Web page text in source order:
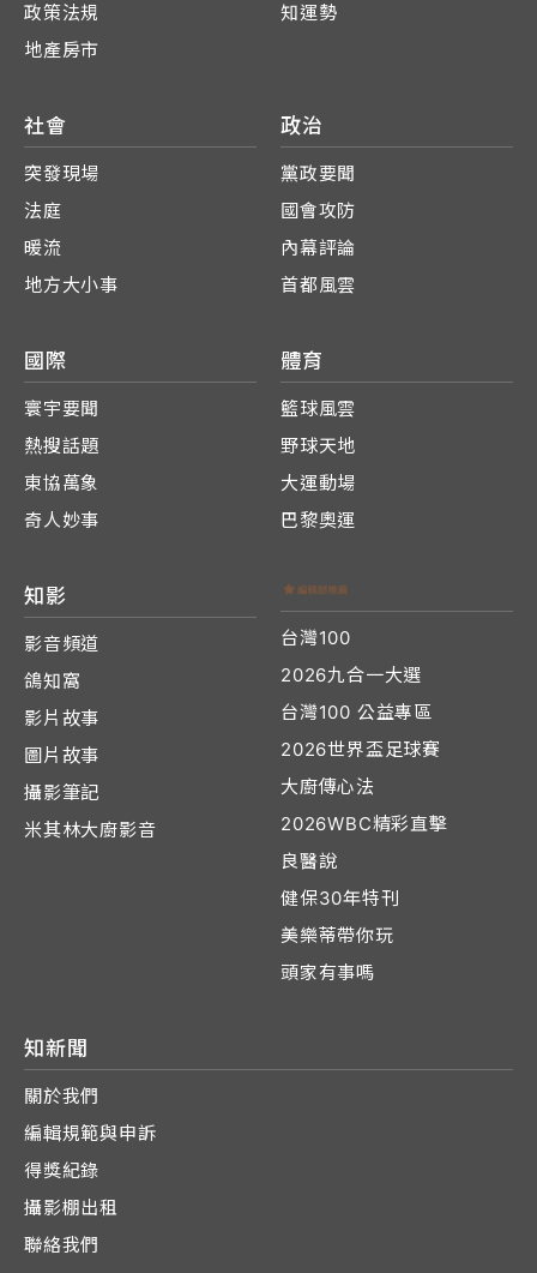
政策法規
地產房市
知運勢
社會
突發現場
法庭
暖流
地方大小事
政治
黨政要聞
國會攻防
內幕評論
首都風雲
國際
寰宇要聞
熱搜話題
東協萬象
奇人妙事
體育
籃球風雲
野球天地
大運動場
巴黎奧運
知影
影音頻道
鴿知窩
影片故事
圖片故事
攝影筆記
米其林大廚影音
台灣100
2026九合一大選
台灣100 公益專區
2026世界盃足球賽
大廚傳心法
2026WBC精彩直擊
良醫說
健保30年特刊
美樂蒂帶你玩
頭家有事嗎
知新聞
關於我們
編輯規範與申訴
得獎紀錄
攝影棚出租
聯絡我們